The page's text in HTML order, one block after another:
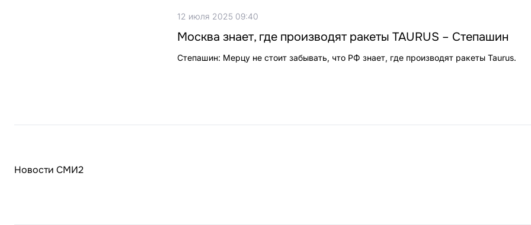
12 июля 2025 09:40
Москва знает, где производят ракеты TAURUS – Степашин
Степашин: Мерцу не стоит забывать, что РФ знает, где производят ракеты Taurus.
Новости СМИ2